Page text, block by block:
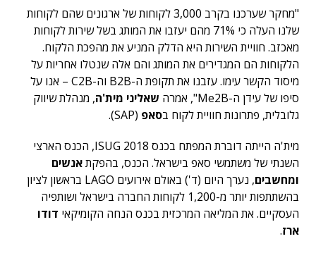
"מחקר שערכנו בקרב 3,000 לקוחות של ארגונים שהם לקוחות
שלנו העלה כי 71% מהם יעזבו את המותג בשל שירות לקוחות
מאכזב. חוויית השירות היא הדלק המניע את מהפכת הלקוח.
הלקוחות הם המגדירים את המותג והם אלה שנטלו אחריות על
מיסוד הקשר עימו. עזבנו את תקופת ה-B2B וה-C2B – אנו על
סיפו של עידן ה-Me2B", אמרה
שאליני מית'ה, מנהלת שיווק
גלובלית, פתרונות חוויית לקוח בסאפ (SAP).
מית'ה הייתה דוברת המפתח בכנס ISUG 2018, הכנס הארצי
השנתי של משתמשי סאפ בישראל. הכנס, בהפקתאנשים
ומחשבים
, נערך היום (ד') באולם אירועים LAGO בראשון לציון
בהשתתפות יותר מ-1,200 לקוחות החברה בישראל ושותפיה
העסקיים. את המליאה המרכזית בכנס הנחה הקומיקאי דודו
ארז.